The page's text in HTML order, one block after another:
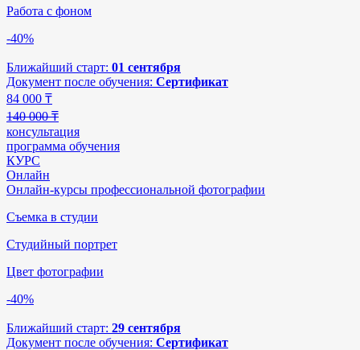
Работа с фоном
-40%
Ближайший старт: 01 сентября
Документ после обучения: Сертификат
84 000 ₸
140 000 ₸
консультация
программа обучения
КУРС
Онлайн
Онлайн-курсы профессиональной фотографии
Съемка в студии
Студийный портрет
Цвет фотографии
-40%
Ближайший старт: 29 сентября
Документ после обучения: Сертификат